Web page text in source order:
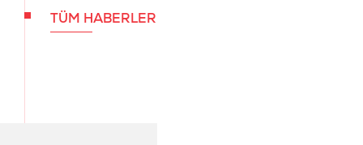
TÜM HABERLER